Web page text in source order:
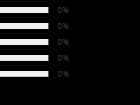
0%
0%
0%
0%
0%